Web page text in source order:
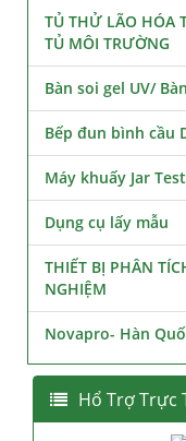
TỦ THỬ LÃO HÓA
TỦ MÔI TRƯỜNG
Bàn soi gel UV/
Bếp đun bình cầu
Máy khuấy Jar Test
Dụng cụ lấy mẫu
THIẾT BỊ PHÂN
NGHIỆM
Novapro- Hàn
Hổ Trợ Trực